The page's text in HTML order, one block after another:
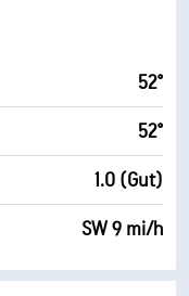
52°
52°
1.0 (Gut)
SW 9 mi/h